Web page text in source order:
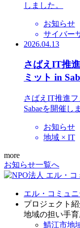
しました。
お知らせ
サイバー
2026.04.13
さばえIT推
ミット in
さばえIT推進
Sabaeを開催し
お知らせ
地域 × IT
more
お知らせ一覧へ
エル・コミュ
プロジェクト
地域の担い手
鯖江市地